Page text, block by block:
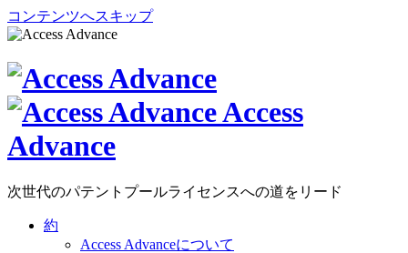
コンテンツへスキップ
Access
Advance
次世代のパテントプールライセンスへの道をリード
約
Access Advanceについて